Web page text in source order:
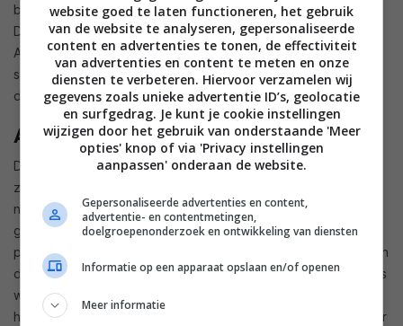
bijvoorbeeld ook voor werk en als je persoonlijke assistent?
Dan kun je beter naar de mid-end en high-end modellen van
A-merken kijken, welke beschikken over krachtigere
specificaties, accessoires als toetsenborden en een beter
display.
Alleen afgaan op de verkoper
De verleiding is natuurlijk groot; als je in de winkel staat
zonder precies te weten wat je wilt dan word je van de ene
naar de andere mooie tablet gestuurd. Verkopers willen je
graag het beste van het beste geven maar weten vaak niet
precies wat jij zoekt. Helaas moet daarbij ook gezegd worden
dat verkopers vaak ook niet alle antwoorden hebben, of alles
weten, en ook een winstmarge in het achterhoofd moeten
houden. Dat wil niet zeggen dat het advies van een verkoper
website goed te laten functioneren, het gebruik
van de website te analyseren, gepersonaliseerde
content en advertenties te tonen, de effectiviteit
van advertenties en content te meten en onze
diensten te verbeteren. Hiervoor verzamelen wij
gegevens zoals unieke advertentie ID’s, geolocatie
en surfgedrag. Je kunt je cookie instellingen
wijzigen door het gebruik van onderstaande 'Meer
opties' knop of via 'Privacy instellingen
aanpassen' onderaan de website.
Gepersonaliseerde advertenties en content,
advertentie- en contentmetingen,
doelgroepenonderzoek en ontwikkeling van diensten
Informatie op een apparaat opslaan en/of openen
Meer informatie